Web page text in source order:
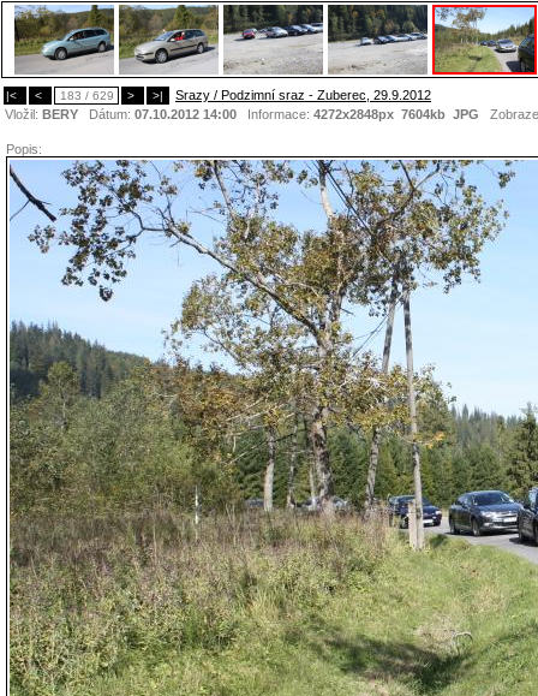
|< < 183 / 629 > >|
Srazy / Podzimní sraz - Zuberec, 29.9.2012
Vložil: BERY Dátum: 07.10.2012 14:00 Informace: 4272x2848px 7604kb JPG
Popis: